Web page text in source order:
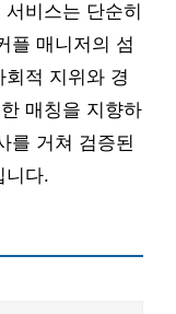
비스는 단순히
플 매니저의 섬
적 지위와 경
매칭을 지향하
를 거쳐 검증된
니다.